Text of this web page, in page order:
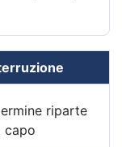
riparte
capo